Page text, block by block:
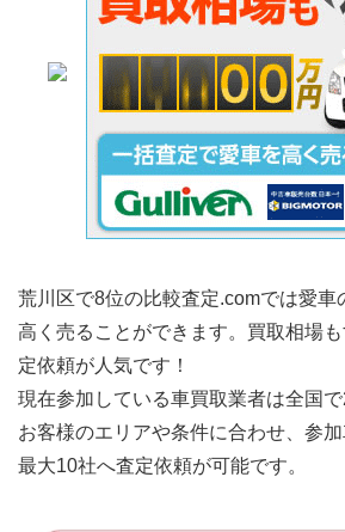
荒川区で8位の比較査定.comでは愛車
高く売ることができます。買取相場
定依頼が人気です！
現在参加している車買取業者は全国で
お客様のエリアや条件に合わせ、参
最大10社へ査定依頼が可能です。